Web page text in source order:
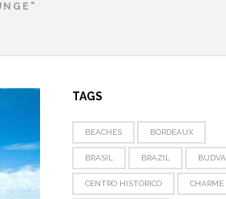
TAGS
BEACHES BORDEAUX
BRASIL BRAZIL BUDVA
CENTRO HISTÓRICO CHARME